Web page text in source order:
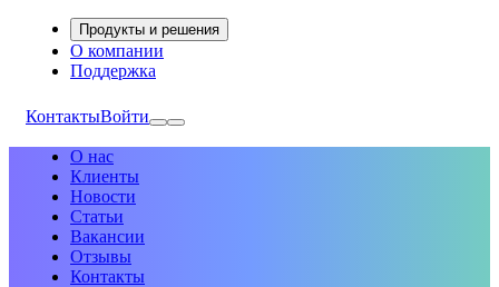
Продукты и решения
О компании
Поддержка
КонтактыВойти
О нас
Клиенты
Новости
Статьи
Вакансии
Отзывы
Контакты